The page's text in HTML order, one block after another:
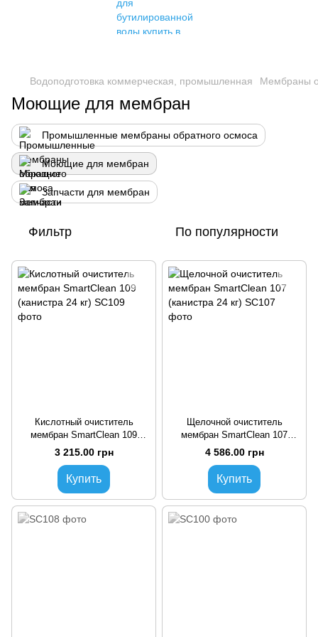
Водоподготовка коммерческая, промышленная Мембраны
Моющие для мембран
Промышленные мембраны обратного осмоса
Моющие для мембран
Запчасти для мембран
Фильтр По популярности
Кислотный очиститель
мембран SmartClean 109
(канистра 24 кг)
3 215.00 грн
Купить
Щелочной очиститель
мембран SmartClean 107
(канистра 24 кг)
4 586.00 грн
Купить